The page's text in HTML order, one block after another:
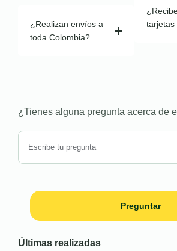
¿Realizan envíos a
toda Colombia?
tarjetas
¿Tienes alguna pregunta acerca de
Preguntar
Últimas realizadas